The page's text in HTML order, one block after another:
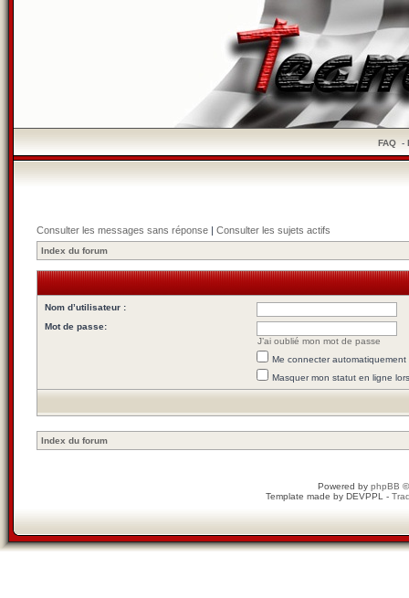
FAQ-
Consulter les messages sans réponse | Consulter les sujets actifs
Index du forum
Nom d’utilisateur :
Mot de passe:
J’ai oublié mon mot de passe
Me connecter
Masquer mon statut en ligne
Index du forum
Powered by phpBB
Template made by DEVPPL -